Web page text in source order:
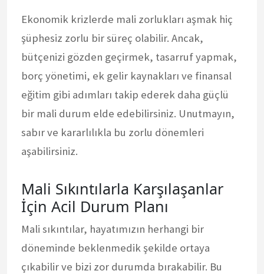
Ekonomik krizlerde mali zorlukları aşmak hiç
şüphesiz zorlu bir süreç olabilir. Ancak,
bütçenizi gözden geçirmek, tasarruf yapmak,
borç yönetimi, ek gelir kaynakları ve finansal
eğitim gibi adımları takip ederek daha güçlü
bir mali durum elde edebilirsiniz. Unutmayın,
sabır ve kararlılıkla bu zorlu dönemleri
aşabilirsiniz.
Mali Sıkıntılarla Karşılaşanlar
İçin Acil Durum Planı
Mali sıkıntılar, hayatımızın herhangi bir
döneminde beklenmedik şekilde ortaya
çıkabilir ve bizi zor durumda bırakabilir. Bu